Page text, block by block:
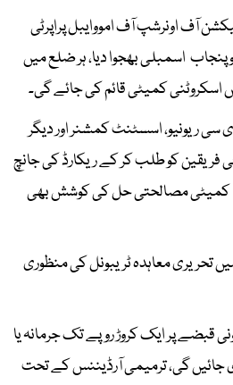
آف اونرشپ آف امووایبل پراپرٹی
آرڈیننس 2026 کو پنجاب اسمبلی بھجوا دیا، ہر ضلع میں
اسکروٹنی کمیٹی قائم کی جائے گی۔
ریونیو، اسسٹنٹ کمشنر اور دیگر
فریقین کو طلب کر کے ریکارڈ کی جانچ
کمیٹی مصالحتی حل کی کوشش بھی
معاہدہ ٹریبونل کی منظوری
قبضے پر ایک کروڑ روپے تک جرمانہ یا
جائیں گی، ترمیمی آرڈیننس کے تحت